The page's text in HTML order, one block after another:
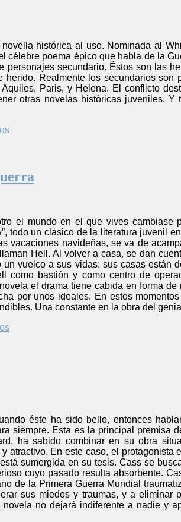
histórica al uso. Nominada al
célebre poema épico que habla de la
personajes secundario. Éstos son las
Realmente los secundarios son
Paris, y Helena. El conflicto
otras novelas históricas juveniles.
el mundo en el que vives cambiase
todo un clásico de la literatura juvenil
vacaciones navideñas, se va de
Hell. Al volver a casa, se dan
vuelco a sus vidas: sus casas están
como bastión y como centro de
el drama tiene cabida en forma
por unos ideales. En estos
Una constante en la obra del
éste ha sido bello, entonces
siempre. Esta es la principal premisa
ha sabido combinar en su obra
atractivo. En este caso, el protagonista
sumergida en su tesis. Cass se
cuyo pasado resulta absorbente.
de la Primera Guerra Mundial
sus miedos y traumas, y a eliminar
no dejará indiferente a nadie y